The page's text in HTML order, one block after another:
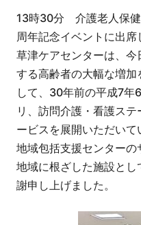
13時30分 介護老人保
周年記念イベントに出席
草津ケアセンターは、
する高齢者の大幅な増
して、30年前の平成7年
リ、訪問介護・看護ス
ービスを展開いただい
地域包括支援センターの
地域に根ざした施設と
謝申し上げました。